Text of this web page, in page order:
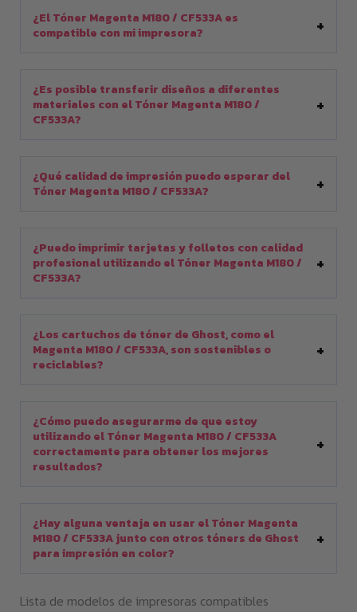
¿El Tóner Magenta M180 / CF533A es
compatible con mi impresora?
¿Es posible transferir diseños a diferentes
materiales con el Tóner Magenta M180 /
CF533A?
¿Qué calidad de impresión puedo esperar del
Tóner Magenta M180 / CF533A?
¿Puedo imprimir tarjetas y folletos con calidad
profesional utilizando el Tóner Magenta M180 /
CF533A?
¿Los cartuchos de tóner de Ghost, como el
Magenta M180 / CF533A, son sostenibles o
reciclables?
¿Cómo puedo asegurarme de que estoy
utilizando el Tóner Magenta M180 / CF533A
correctamente para obtener los mejores
resultados?
¿Hay alguna ventaja en usar el Tóner Magenta
M180 / CF533A junto con otros tóners de Ghost
para impresión en color?
Lista de modelos de impresoras compatibles